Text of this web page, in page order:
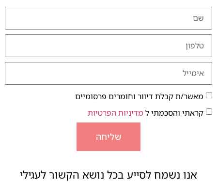
מאשר/ת קבלת דיוור וחומרים פרסומיים
קראתי והסכמתי ל מדיניות הפרטיות
שליחה
אנו נשמח לסייע בכל נושא הקשור לעגילי